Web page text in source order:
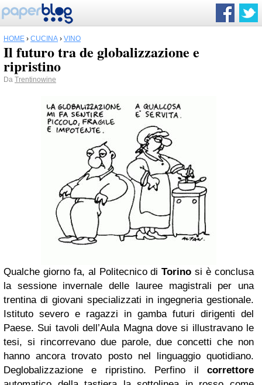
HOME › CUCINA › VINO
Il futuro tra de globalizzazione e
ripristino
Da Trentinowine
Qualche giorno fa, al Politecnico diTorino si è conclusa
la sessione invernale delle lauree magistrali per una
trentina di giovani specializzati in ingegneria gestionale.
Istituto severo e ragazzi in gamba futuri dirigenti del
Paese. Sui tavoli dell’Aula Magna dove si illustravano le
tesi, si rincorrevano due parole, due concetti che non
hanno ancora trovato posto nel linguaggio quotidiano.
Deglobalizzazione e ripristino. Perfino il correttore